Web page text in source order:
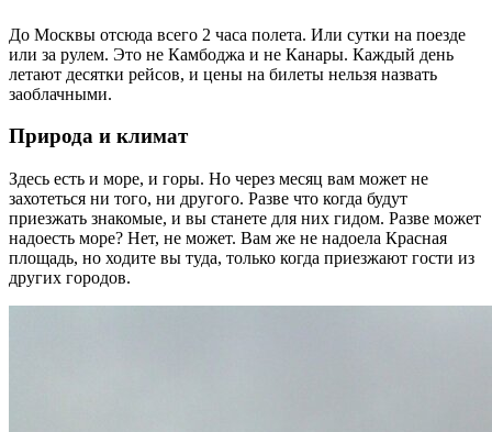
До Москвы отсюда всего 2 часа полета. Или сутки на поезде
или за рулем. Это не Камбоджа и не Канары. Каждый день
летают десятки рейсов, и цены на билеты нельзя назвать
заоблачными.
Природа и климат
Здесь есть и море, и горы. Но через месяц вам может не
захотеться ни того, ни другого. Разве что когда будут
приезжать знакомые, и вы станете для них гидом. Разве может
надоесть море? Нет, не может. Вам же не надоела Красная
площадь, но ходите вы туда, только когда приезжают гости из
других городов.